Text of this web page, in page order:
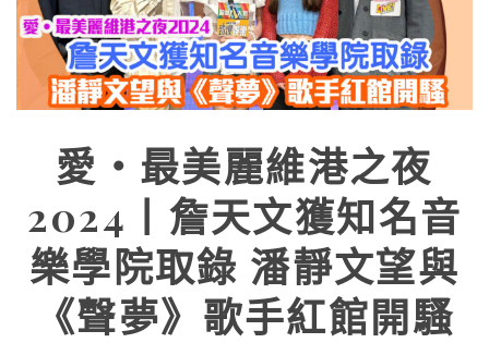
愛‧最美麗維港之夜
2024丨詹天文獲知名音
樂學院取錄 潘靜文望與
《聲夢》歌手紅館開騷